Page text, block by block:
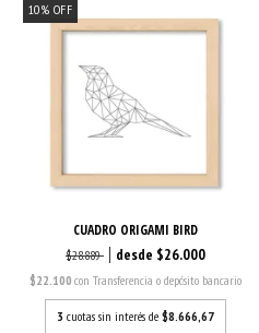
10% OFF
CUADRO ORIGAMI BIRD
$28.889 $26.000
$22.100 con Transferencia o depósito bancario
3 cuotas sin interés de $8.666,67